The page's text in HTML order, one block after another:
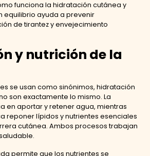
funciona la hidratación cutánea y
equilibrio ayuda a prevenir
de tirantez y envejecimiento
y nutrición de la
se usan como sinónimos, hidratación
son exactamente lo mismo. La
en aportar y retener agua, mientras
reponer lípidos y nutrientes esenciales
cutánea. Ambos procesos trabajan
permite que los nutrientes se